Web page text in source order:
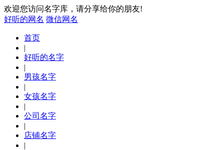
欢迎您访问名字库，请分享给你的朋友!
好听的网名 微信网名
首页
|
好听的名字
|
男孩名字
|
女孩名字
|
公司名字
|
店铺名字
|